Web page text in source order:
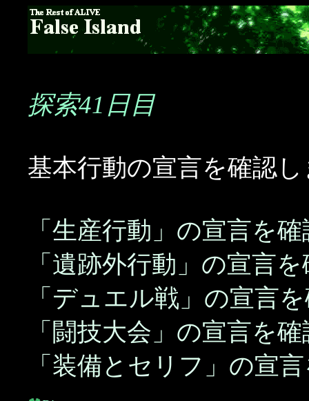
探索41日目
基本行動の宣言を確認
「生産行動」の宣言を
「遺跡外行動」の宣言
「デュエル戦」の宣言
「闘技大会」の宣言を
「装備とセリフ」の宣